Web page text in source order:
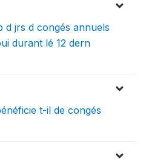
d jrs d congés annuels
durant lé 12 dern
t-il de congés